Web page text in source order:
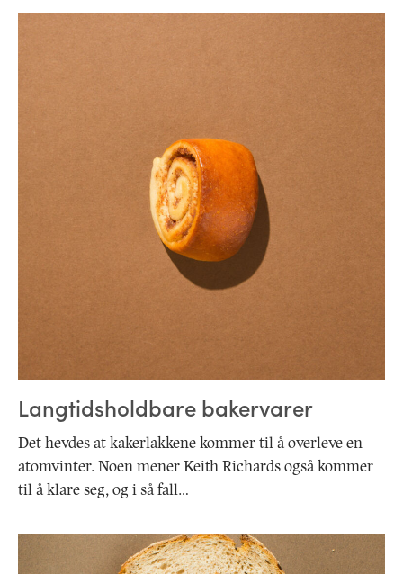
Langtidsholdbare bakervarer
Det hevdes at kakerlakkene kommer til å overleve en
atomvinter. Noen mener Keith Richards også kommer
til å klare seg, og i så fall…